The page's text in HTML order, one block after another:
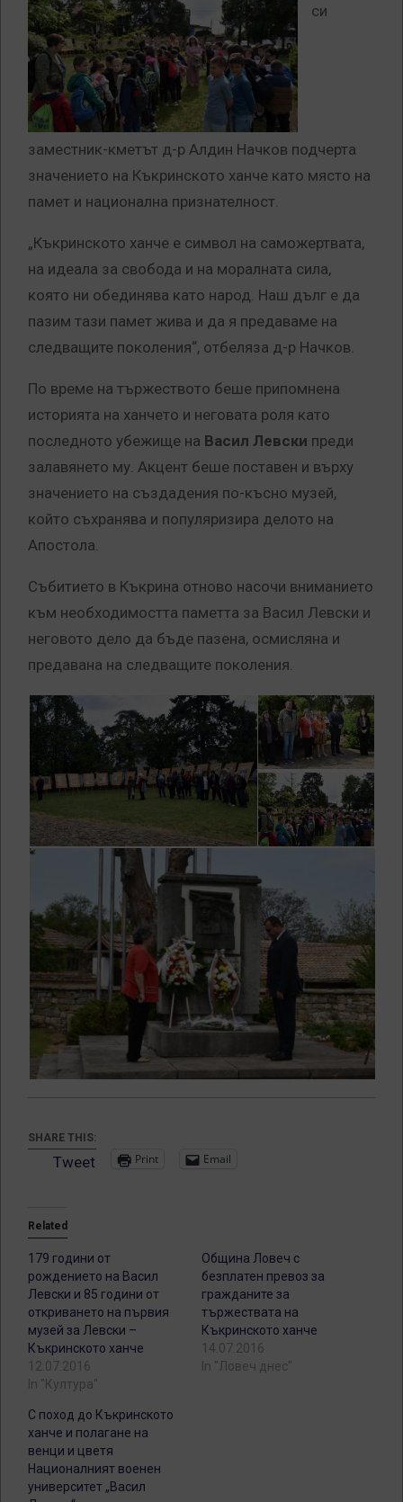
си
заместник-кметът д-р Алдин Начков подчерта
значението на Къкринското ханче като място на
памет и национална признателност.
„Къкринското ханче е символ на саможертвата,
на идеала за свобода и на моралната сила,
която ни обединява като народ. Наш дълг е да
пазим тази памет жива и да я предаваме на
следващите поколения“, отбеляза д-р Начков.
По време на тържеството беше припомнена
историята на ханчето и неговата роля като
последното убежище на Васил Левски преди
залавянето му. Акцент беше поставен и върху
значението на създадения по-късно музей,
който съхранява и популяризира делото на
Апостола.
Събитието в Къкрина отново насочи вниманието
към необходимостта паметта за Васил Левски и
неговото дело да бъде пазена, осмисляна и
предавана на следващите поколения.
SHARE THIS:
Tweet Print Email
Related
179 години от
рождението на Васил
Левски и 85 години от
откриването на първия
музей за Левски –
Къкринското ханче
12.07.2016
In "Култура"
Община Ловеч с
безплатен превоз за
гражданите за
тържествата на
Къкринското ханче
14.07.2016
In "Ловеч днес"
С поход до Къкринското
ханче и полагане на
венци и цветя
Националният военен
университет „Васил